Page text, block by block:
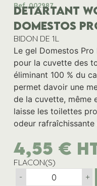
Ref. 002987
DETARTANT
DOMESTOS
BIDON DE 1L
Le gel Domestos
pour la cuvette des
éliminant 100 % du
permet davoir une
de la cuvette, même
laisse les toilettes
odeur rafraîchissante
4,55 €
FLACON(S)
-
+